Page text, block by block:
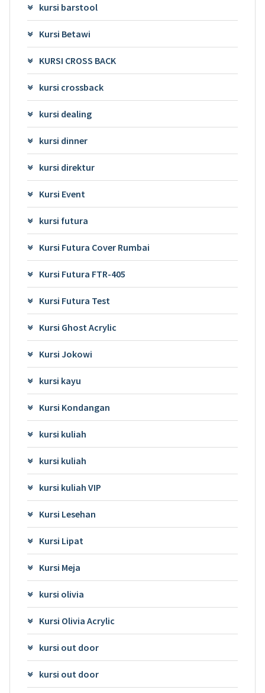
kursi barstool
Kursi Betawi
KURSI CROSS BACK
kursi crossback
kursi dealing
kursi dinner
kursi direktur
Kursi Event
kursi futura
Kursi Futura Cover Rumbai
Kursi Futura FTR-405
Kursi Futura Test
Kursi Ghost Acrylic
Kursi Jokowi
kursi kayu
Kursi Kondangan
kursi kuliah
kursi kuliah
kursi kuliah VIP
Kursi Lesehan
Kursi Lipat
Kursi Meja
kursi olivia
Kursi Olivia Acrylic
kursi out door
kursi out door